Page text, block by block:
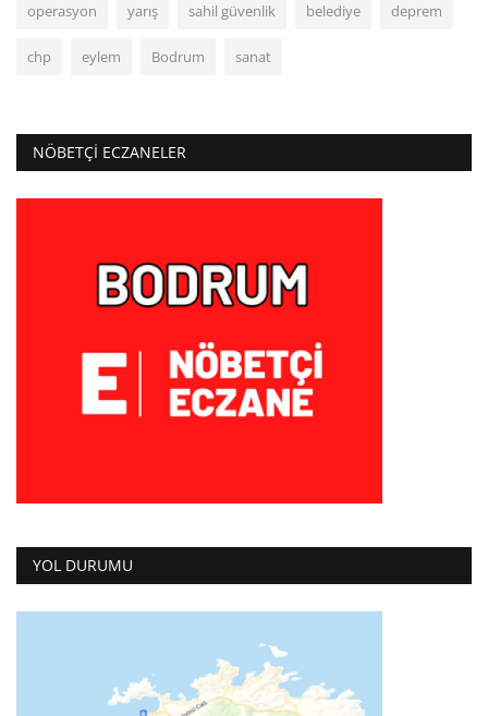
operasyon yarış sahil güvenlik belediye deprem
chp eylem Bodrum sanat
NÖBETÇI ECZANELER
YOL DURUMU